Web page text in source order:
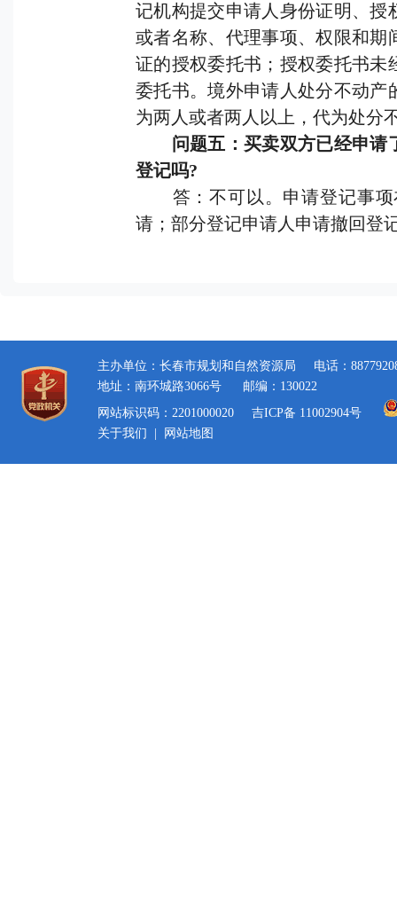
记机构提交申请人身份证明、授
或者名称、代理事项、权限和期
证的授权委托书；授权委托书未
委托书。境外申请人处分不动产
为两人或者两人以上，代为处分
问题五：买卖双方已经申请了
登记吗?
答：不可以。申请登记事项
请；部分登记申请人申请撤回登
主办单位：长春市规划和自然资源局
电话：
地址：南环城路3066号
邮编：130022
网站标识码：2201000020
吉ICP备 11002904号
关于我们
网站地图